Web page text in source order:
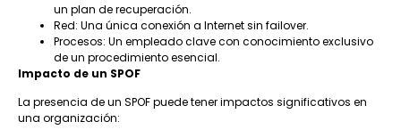
un plan de recuperación.
Red: Una única conexión a Internet sin failover.
Procesos: Un empleado clave con conocimiento exclusivo
de un procedimiento esencial.
Impacto de un SPOF
La presencia de un SPOF puede tener impactos significativos en
una organización: